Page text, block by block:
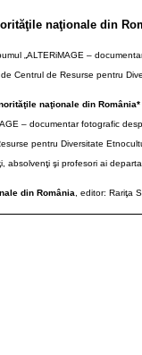
naţionale din
„ALTERiMAGE –
Centrul de Resurse pentru
naţionale din România*
– documentar fotografic
pentru Diversitate
şi profesori ai
din România , editor: Rariţa